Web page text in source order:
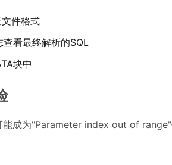
件格式
看最终解析的SQL
块中
能成为"Parameter index out of